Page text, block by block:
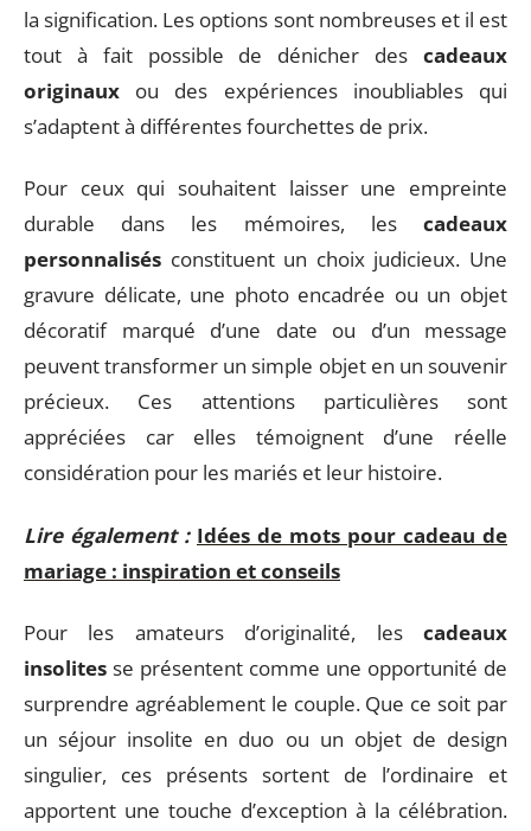
la signification. Les options sont nombreuses et il est
tout à fait possible de dénicher des cadeaux
originaux ou des expériences inoubliables qui
s’adaptent à différentes fourchettes de prix.
Pour ceux qui souhaitent laisser une empreinte
durable dans les mémoires, les cadeaux
personnalisés constituent un choix judicieux. Une
gravure délicate, une photo encadrée ou un objet
décoratif marqué d’une date ou d’un message
peuvent transformer un simple objet en un souvenir
précieux. Ces attentions particulières sont
appréciées car elles témoignent d’une réelle
considération pour les mariés et leur histoire.
Lire également : Idées de mots pour cadeau de
mariage : inspiration et conseils
Pour les amateurs d’originalité, les cadeaux
insolites se présentent comme une opportunité de
surprendre agréablement le couple. Que ce soit par
un séjour insolite en duo ou un objet de design
singulier, ces présents sortent de l’ordinaire et
apportent une touche d’exception à la célébration.